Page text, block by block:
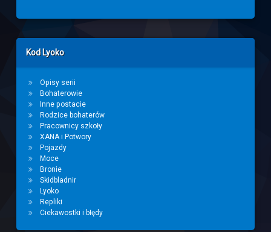
Left Sidebar
Kod Lyoko
Opisy serii
Bohaterowie
Inne postacie
Rodzice bohaterów
Pracownicy szkoły
XANA i Potwory
Pojazdy
Moce
Bronie
Skidbladnir
Lyoko
Repliki
Ciekawostki i błędy